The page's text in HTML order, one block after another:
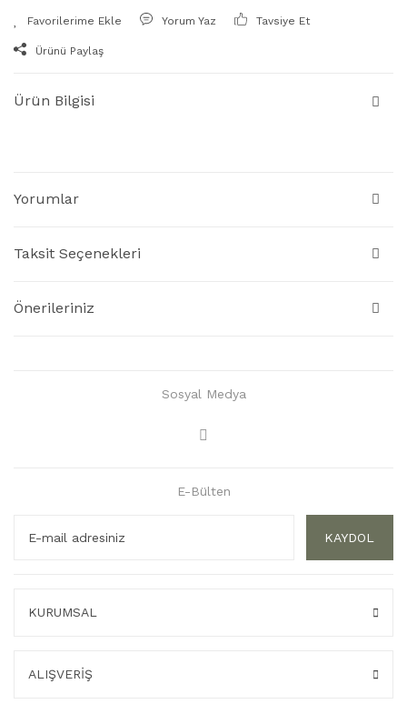
Yorum Yaz Tavsiye Et
Ürünü Paylaş
Ürün Bilgisi
Yorumlar
Taksit Seçenekleri
Önerileriniz
Sosyal Medya
E-Bülten
KAYDOL
KURUMSAL
ALIŞVERİŞ